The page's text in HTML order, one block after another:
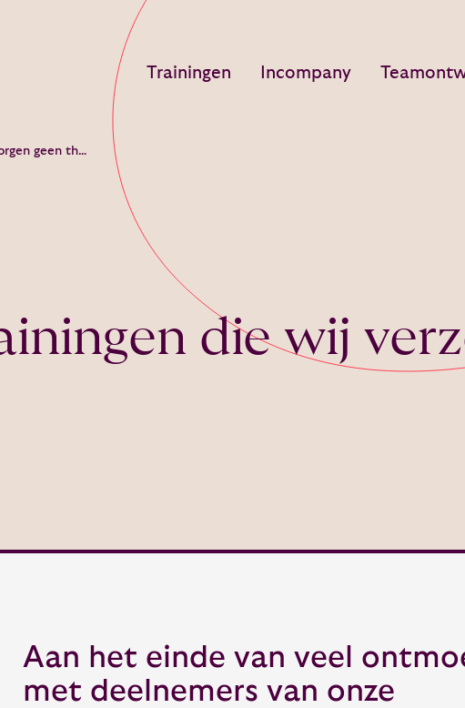
Trainingen Incompany
Waarom de trainingen die wij verzorgen geen therapie zijn
die wij
Aan het einde van veel
met deelnemers van onze